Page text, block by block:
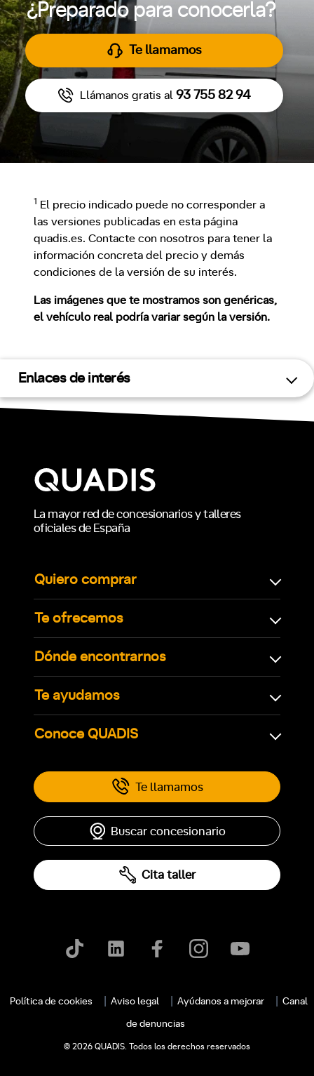
¿Preparado para conocerla?
Te llamamos
Llámanos gratis al 93 755 82 94
1
El precio indicado puede no corresponder a
las versiones publicadas en esta página
quadis.es. Contacte con nosotros para tener la
información concreta del precio y demás
condiciones de la versión de su interés.
Las imágenes que te mostramos son genéricas,
el vehículo real podría variar según la versión.
Enlaces de interés
La mayor red de concesionarios y talleres
oficiales de España
Quiero comprar
Te ofrecemos
Dónde encontrarnos
Te ayudamos
Conoce QUADIS
Te llamamos
Buscar concesionario
Cita taller
Política de cookies Aviso legal Ayúdanos a mejorar Canal
de denuncias
© 2026 QUADIS. Todos los derechos reservados